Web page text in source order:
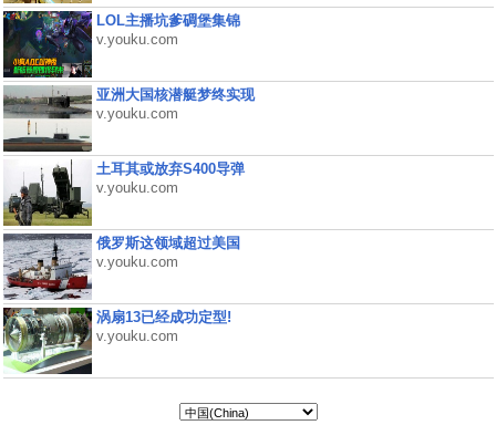
LOL主播坑爹碉堡集锦
v.youku.com
亚洲大国核潜艇梦终实现
v.youku.com
土耳其或放弃S400导弹
v.youku.com
俄罗斯这领域超过美国
v.youku.com
涡扇13已经成功定型!
v.youku.com